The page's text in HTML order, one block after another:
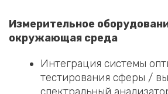
Измерительное
окружающая среда
Интеграция системы
тестирования сферы /